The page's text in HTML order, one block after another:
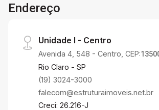
Endereço
Unidade I - Centro
Avenida 4, 548 - Centro, CEP:
Rio Claro - SP
(19) 3024-3000
falecom@estruturaimoveis.net.br
Creci: 26.216-J